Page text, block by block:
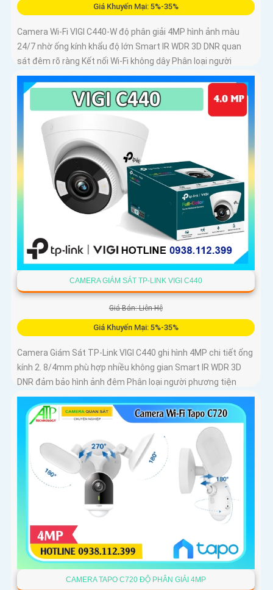
Giá Khuyến Mại: 5%-35%
Camera Wi-Fi VIGI C440-W độ phân giải 4MP hình ảnh màu
24/7 nhờ ống kính khẩu độ lớn Smart IR WDR 3D DNR quan
sát đêm rõ ràng Kết nối Wi-Fi không dây Phân loại người
phương tiện cảnh báo xâm nhập Âm thanh hai chiều Chuẩn
nén H.265+ Lưu trữ microSD 256GB IP66 chống nước
CAMERA GIÁM SÁT TP-LINK VIGI C440
Giá Bán: Liên Hệ
Giá Khuyến Mại: 5%-35%
Camera Giám Sát TP-Link VIGI C440 ghi hình 4MP chi tiết ống
kính 2. 8/4mm phù hợp nhiều không gian Smart IR WDR 3D
DNR đảm bảo hình ảnh đêm Phân loại người phương tiện
phát hiện xâm nhập chính xác Chuẩn nén H
CAMERA TAPO C720 ĐỘ PHÂN GIẢI 4MP